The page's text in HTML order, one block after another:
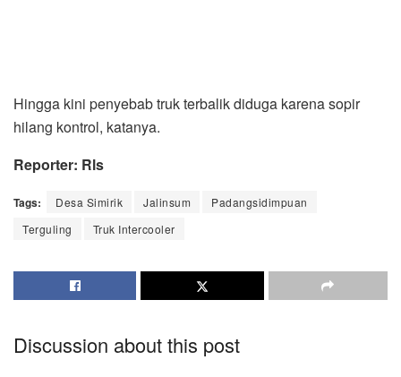
Hingga kini penyebab truk terbalik diduga karena sopir
hilang kontrol, katanya.
Reporter: Rls
Tags: Desa Simirik Jalinsum
Padangsidimpuan
Terguling
Truk Intercooler
Discussion about this post